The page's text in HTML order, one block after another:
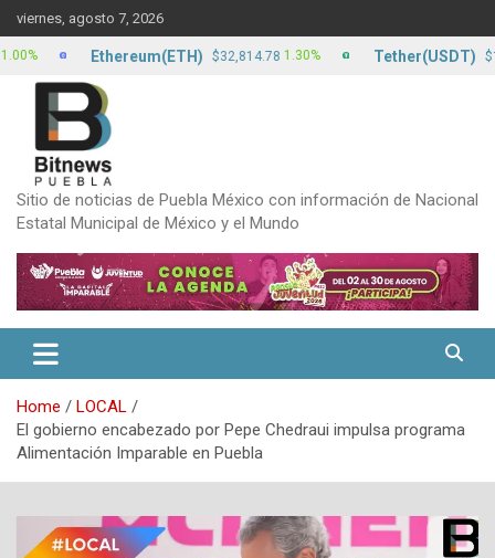
Skip
to
content
viernes, agosto 7, 2026
Sitio de noticias de Puebla México con información de Nacional
Estatal Municipal de México y el Mundo
Home
LOCAL
El gobierno encabezado por Pepe Chedraui impulsa programa
Alimentación Imparable en Puebla
Ethereum(ETH) $32,814.78 1.30% Tether(USDT) $17.15